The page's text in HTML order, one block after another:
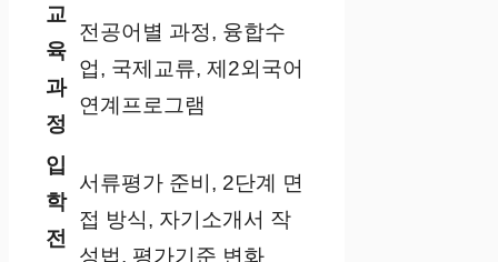
교
육
과
정
전공어별 과정, 융합수
업, 국제교류, 제2외국어
연계프로그램
입
학
전
서류평가 준비, 2단계 면
접 방식, 자기소개서 작
성법, 평가기준 변화